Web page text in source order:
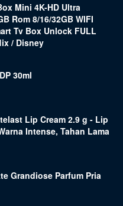
Mini 4K-HD Ultra
Rom 8/16/32GB WIFI
Tv Box Unlock FULL
/ Disney
30ml
Lip Cream 2.9 g - Lip
Intense, Tahan Lama
Grandiose Parfum Pria